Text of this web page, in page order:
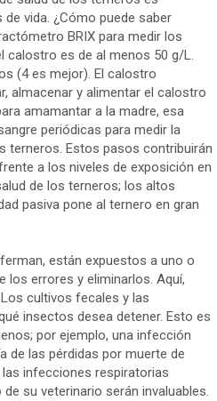
vida. ¿Cómo puede saber
BRIX para medir los
calostro es de al menos 50 g/L.
(4 es mejor). El calostro
almacenar y alimentar el calostro
amamantar a la madre, esa
periódicas para medir la
terneros. Estos pasos contribuirán
a los niveles de exposición en
de los terneros; los altos
pasiva pone al ternero en gran
están expuestos a uno o
los errores y eliminarlos. Aquí,
cultivos fecales y las
insectos desea detener. Esto es
por ejemplo, una infección
de las pérdidas por muerte de
infecciones respiratorias
su veterinario serán invaluables.